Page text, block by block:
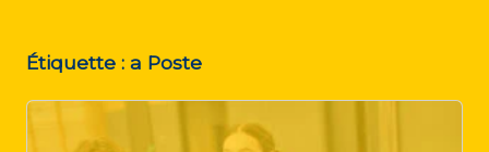
Étiquette : a Poste